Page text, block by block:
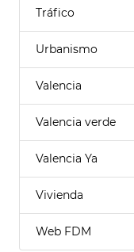
Tráfico
Urbanismo
Valencia
Valencia verde
Valencia Ya
Vivienda
Web FDM